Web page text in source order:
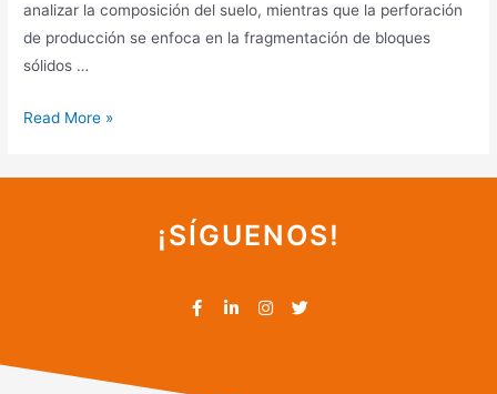
analizar la composición del suelo, mientras que la perforación
de producción se enfoca en la fragmentación de bloques
sólidos …
Read More »
¡SÍGUENOS!